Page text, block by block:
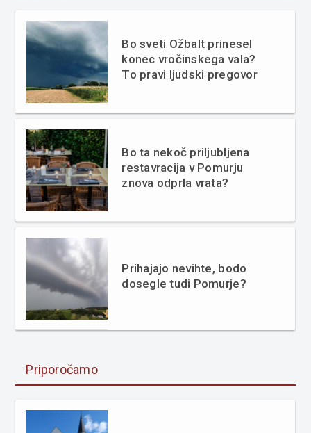
Bo sveti Ožbalt prinesel
konec vročinskega vala?
To pravi ljudski pregovor
Bo ta nekoč priljubljena
restavracija v Pomurju
znova odprla vrata?
Prihajajo nevihte, bodo
dosegle tudi Pomurje?
Priporočamo